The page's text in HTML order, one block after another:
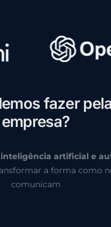
emos fazer pel
empresa?
inteligência artificial e
a forma como
comunicam